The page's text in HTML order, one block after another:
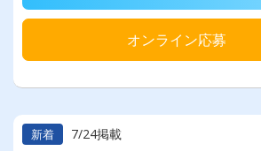
オンライン応募
新着 7/24掲載